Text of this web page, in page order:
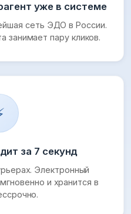
уже в системе
сеть ЭДО в России.
занимает пару кликов.
за 7 секунд
Электронный
и хранится в